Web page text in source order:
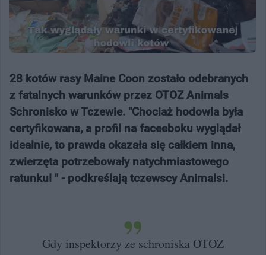
28 kotów rasy Maine Coon zostało odebranych
z fatalnych warunków przez OTOZ Animals
Schronisko w Tczewie. "Chociaż hodowla była
certyfikowana, a profil na faceeboku wyglądał
idealnie, to prawda okazała się całkiem inna,
zwierzęta potrzebowały natychmiastowego
ratunku! " - podkreślają tczewscy Animalsi.
Gdy inspektorzy ze schroniska OTOZ